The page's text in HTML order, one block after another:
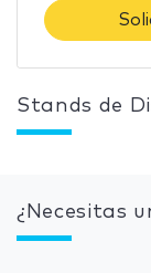
Stands de
¿Necesitas